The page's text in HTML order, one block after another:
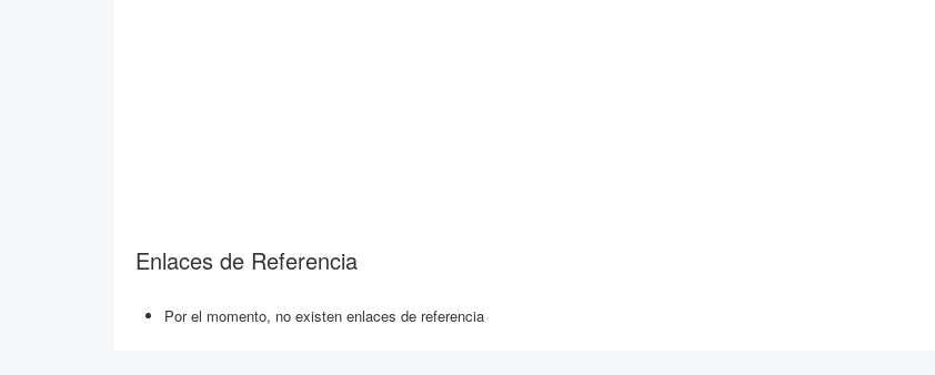
Enlaces de Referencia
Por el momento, no existen enlaces de referencia